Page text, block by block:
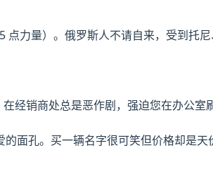
力量）。俄罗斯人不请自来，受到托
经销商处总是恶作剧，强迫您在办公
面孔。买一辆名字很可笑但价格却是天